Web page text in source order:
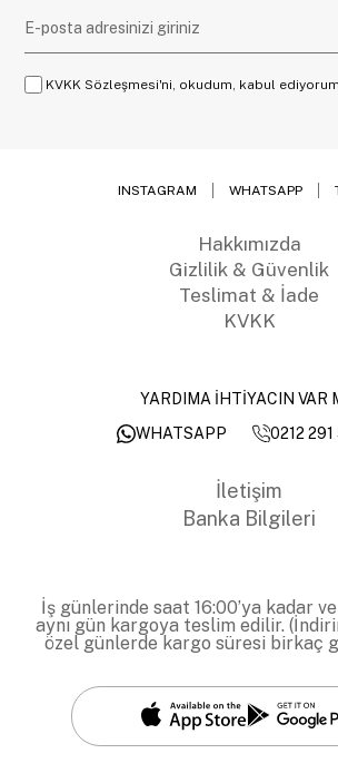
KVKK Sözleşmesi'ni, okudum, kabul ediyorum.
INSTAGRAM WHATSAPP
Hakkımızda
Gizlilik & Güvenlik
Teslimat & İade
KVKK
YARDIMA İHTİYACIN VAR
WHATSAPP
0212
İletişim
Banka Bilgileri
İş günlerinde saat 16:00’ya kadar
aynı gün kargoya teslim edilir.
özel günlerde kargo süresi birkaç